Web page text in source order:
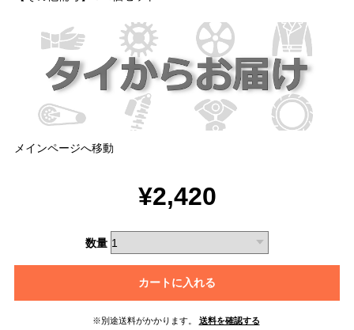
メインページへ移動
¥2,420
数量
カートに入れる
※別途送料がかかります。
送料を確認する